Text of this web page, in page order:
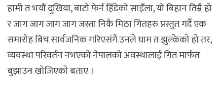
हामी त भयौं दुखिया, बाटो फेर्न हिँडेको साइँला, यो बिहान तिम्रै हो
र जाग जाग जाग जाग जस्ता निकै मिठा गितहरु प्रस्तुत गर्दै एक
समारोह बिच सार्वजनिक गरिएसंगै उनले घाम त झुल्केको हो तर,
व्यवस्था परिवर्तन नभएको नेपालको अवस्थालाई गित मार्फत
बुझाउन खोजिएको बताए ।